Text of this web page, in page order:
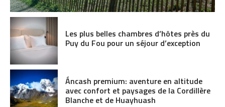
Les plus belles chambres d’hôtes près du
Puy du Fou pour un séjour d’exception
Áncash premium: aventure en altitude
avec confort et paysages de la Cordillère
Blanche et de Huayhuash